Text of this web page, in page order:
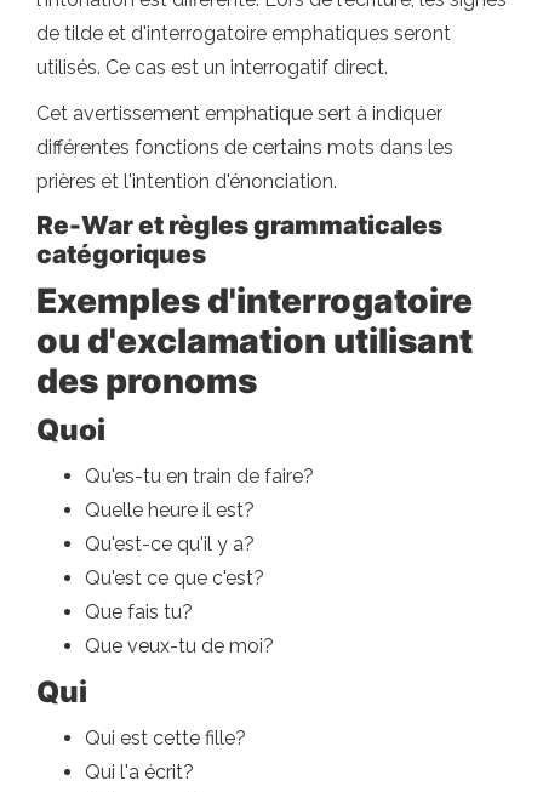
de tilde et d'interrogatoire emphatiques seront
utilisés. Ce cas est un interrogatif direct.
Cet avertissement emphatique sert à indiquer
différentes fonctions de certains mots dans les
prières et l'intention d'énonciation.
Re-War et règles grammaticales
catégoriques
Exemples d'interrogatoire
ou d'exclamation utilisant
des pronoms
Quoi
Qu'es-tu en train de faire?
Quelle heure il est?
Qu'est-ce qu'il y a?
Qu'est ce que c'est?
Que fais tu?
Que veux-tu de moi?
Qui
Qui est cette fille?
Qui l'a écrit?